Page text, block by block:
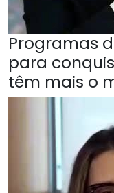
Programas
para
têm mais o